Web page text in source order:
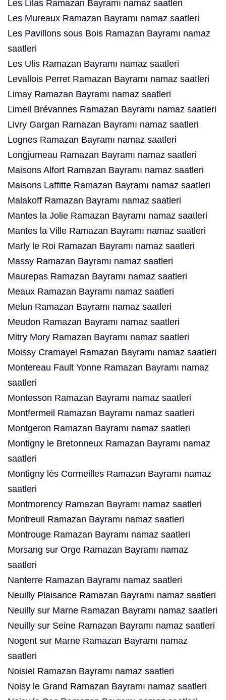
Les Lilas Ramazan Bayramı namaz saatleri
Les Mureaux Ramazan Bayramı namaz saatleri
Les Pavillons sous Bois Ramazan Bayramı namaz
saatleri
Les Ulis Ramazan Bayramı namaz saatleri
Levallois Perret Ramazan Bayramı namaz saatleri
Limay Ramazan Bayramı namaz saatleri
Limeil Brévannes Ramazan Bayramı namaz saatleri
Livry Gargan Ramazan Bayramı namaz saatleri
Lognes Ramazan Bayramı namaz saatleri
Longjumeau Ramazan Bayramı namaz saatleri
Maisons Alfort Ramazan Bayramı namaz saatleri
Maisons Laffitte Ramazan Bayramı namaz saatleri
Malakoff Ramazan Bayramı namaz saatleri
Mantes la Jolie Ramazan Bayramı namaz saatleri
Mantes la Ville Ramazan Bayramı namaz saatleri
Marly le Roi Ramazan Bayramı namaz saatleri
Massy Ramazan Bayramı namaz saatleri
Maurepas Ramazan Bayramı namaz saatleri
Meaux Ramazan Bayramı namaz saatleri
Melun Ramazan Bayramı namaz saatleri
Meudon Ramazan Bayramı namaz saatleri
Mitry Mory Ramazan Bayramı namaz saatleri
Moissy Cramayel Ramazan Bayramı namaz saatleri
Montereau Fault Yonne Ramazan Bayramı namaz
saatleri
Montesson Ramazan Bayramı namaz saatleri
Montfermeil Ramazan Bayramı namaz saatleri
Montgeron Ramazan Bayramı namaz saatleri
Montigny le Bretonneux Ramazan Bayramı namaz
saatleri
Montigny lès Cormeilles Ramazan Bayramı namaz
saatleri
Montmorency Ramazan Bayramı namaz saatleri
Montreuil Ramazan Bayramı namaz saatleri
Montrouge Ramazan Bayramı namaz saatleri
Morsang sur Orge Ramazan Bayramı namaz
saatleri
Nanterre Ramazan Bayramı namaz saatleri
Neuilly Plaisance Ramazan Bayramı namaz saatleri
Neuilly sur Marne Ramazan Bayramı namaz saatleri
Neuilly sur Seine Ramazan Bayramı namaz saatleri
Nogent sur Marne Ramazan Bayramı namaz
saatleri
Noisiel Ramazan Bayramı namaz saatleri
Noisy le Grand Ramazan Bayramı namaz saatleri